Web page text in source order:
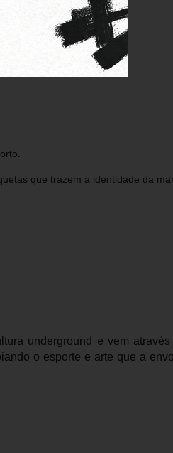
que trazem a identidade da
underground e vem
o esporte e arte que a